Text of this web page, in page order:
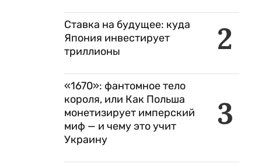
2
Ставка на будущее: куда
Япония инвестирует
триллионы
3
«1670»: фантомное тело
короля, или Как Польша
монетизирует имперский
миф — и чему это учит
Украину